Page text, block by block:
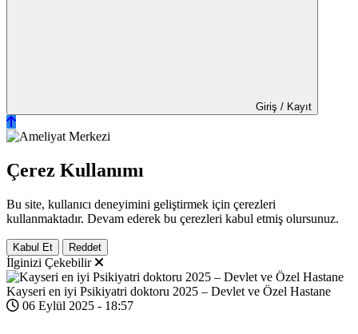
Giriş / Kayıt
Çerez Kullanımı
Bu site, kullanıcı deneyimini geliştirmek için çerezleri
kullanmaktadır. Devam ederek bu çerezleri kabul etmiş olursunuz.
Kabul Et Reddet
İlginizi Çekebilir
Kayseri en iyi Psikiyatri doktoru 2025 – Devlet ve Özel Hastane
06 Eylül 2025 - 18:57